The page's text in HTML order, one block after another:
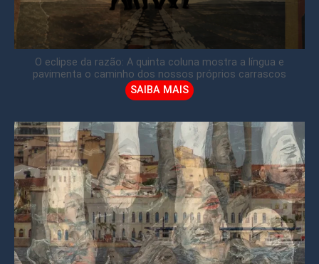
O eclipse da razão: A quinta coluna mostra a língua e
pavimenta o caminho dos nossos próprios carrascos
SAIBA MAIS